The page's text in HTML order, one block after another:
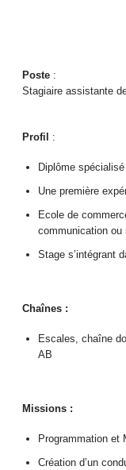
Poste :
Stagiaire assistante
Profil :
Diplôme
Une première
Ecole de
communication
Stage s’intégrant
Chaînes :
Escales, chaîne
AB
Missions :
Programmation et
Création d’un